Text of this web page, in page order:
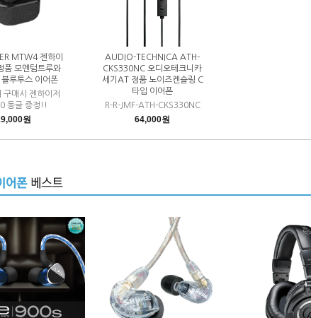
MTW4 젠하이
품 모멘텀트루와
루투스 이어폰
구매시 젠하이저
동글 증정!!
원
AUDIO-TECHNICA ATH-
CKS330NC 오디오테크니카
세기AT 정품 노이즈켄슬링 C
타입 이어폰
R-R-JMF-ATH-CKS330NC
64,000원